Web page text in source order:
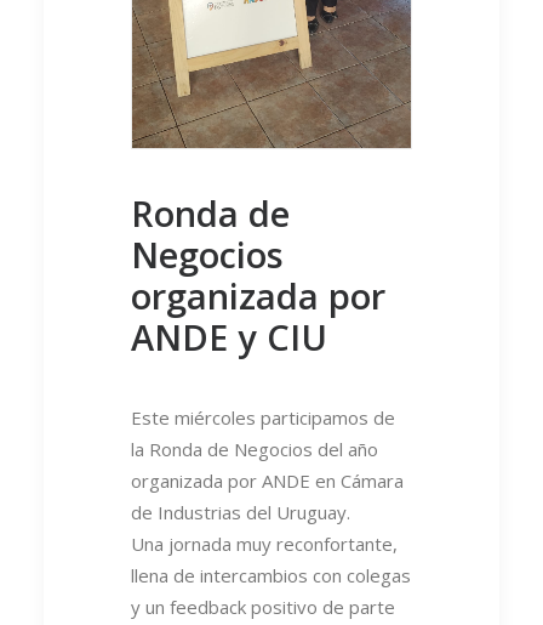
Ronda de
Negocios
organizada por
ANDE y CIU
Este miércoles participamos de
la Ronda de Negocios del año
organizada por ANDE en Cámara
de Industrias del Uruguay.
Una jornada muy reconfortante,
llena de intercambios con colegas
y un feedback positivo de parte